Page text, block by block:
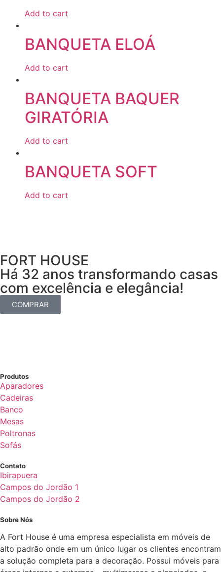
Add to cart
BANQUETA ELOÁ
Add to cart
BANQUETA BAQUER
GIRATÓRIA
Add to cart
BANQUETA SOFT
Add to cart
FORT HOUSE
Há 32 anos transformando casas
com excelência e elegância!
COMPRAR
Produtos
Aparadores
Cadeiras
Banco
Mesas
Poltronas
Sofás
Contato
Ibirapuera
Campos do Jordão 1
Campos do Jordão 2
Sobre Nós
A Fort House é uma empresa especialista em móveis de
alto padrão onde em um único lugar os clientes encontram
a solução completa para a decoração. Possui móveis para